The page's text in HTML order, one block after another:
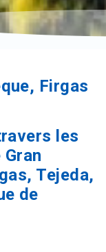
Firgas
les
Tejeda,
de